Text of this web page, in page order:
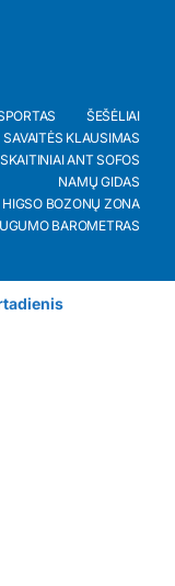
ŠEŠĖLIAI
SAVAITĖS KLAUSIMAS
SKAITINIAI ANT SOFOS
NAMŲ GIDAS
HIGSO BOZONŲ ZONA
BAROMETRAS